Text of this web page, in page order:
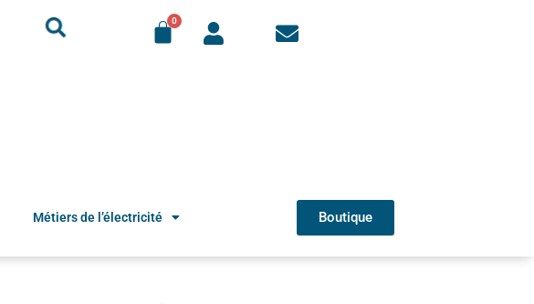
Métiers de l’électricité Boutique